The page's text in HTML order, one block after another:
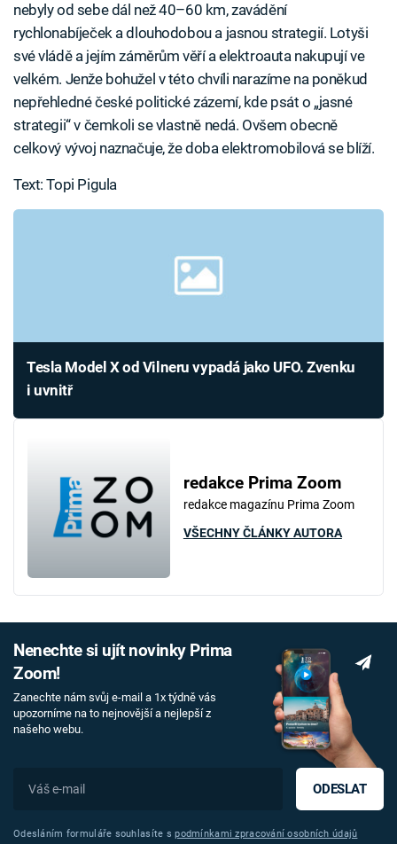
nebyly od sebe dál než 40–60 km, zavádění
rychlonabíječek a dlouhodobou a jasnou strategií. Lotyši
své vládě a jejím záměrům věří a elektroauta nakupují ve
velkém. Jenže bohužel v této chvíli narazíme na poněkud
nepřehledné české politické zázemí, kde psát o „jasné
strategii“ v čemkoli se vlastně nedá. Ovšem obecně
celkový vývoj naznačuje, že doba elektromobilová se blíží.
Text: Topi Pigula
Tesla Model X od Vilneru vypadá jako UFO. Zvenku
i uvnitř
redakce Prima Zoom
redakce magazínu Prima Zoom
VŠECHNY ČLÁNKY AUTORA
Nenechte si ujít novinky Prima
Zoom!
Zanechte nám svůj e-mail a 1x týdně vás
upozorníme na to nejnovější a nejlepší z
našeho webu.
ODESLAT
Odesláním formuláře souhlasíte spodmínkami zpracování osobních údajů